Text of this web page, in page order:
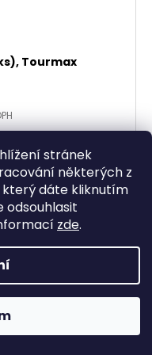
stránek
některých z
který dáte kliknutím
odsouhlasit
zde.
Tourmax